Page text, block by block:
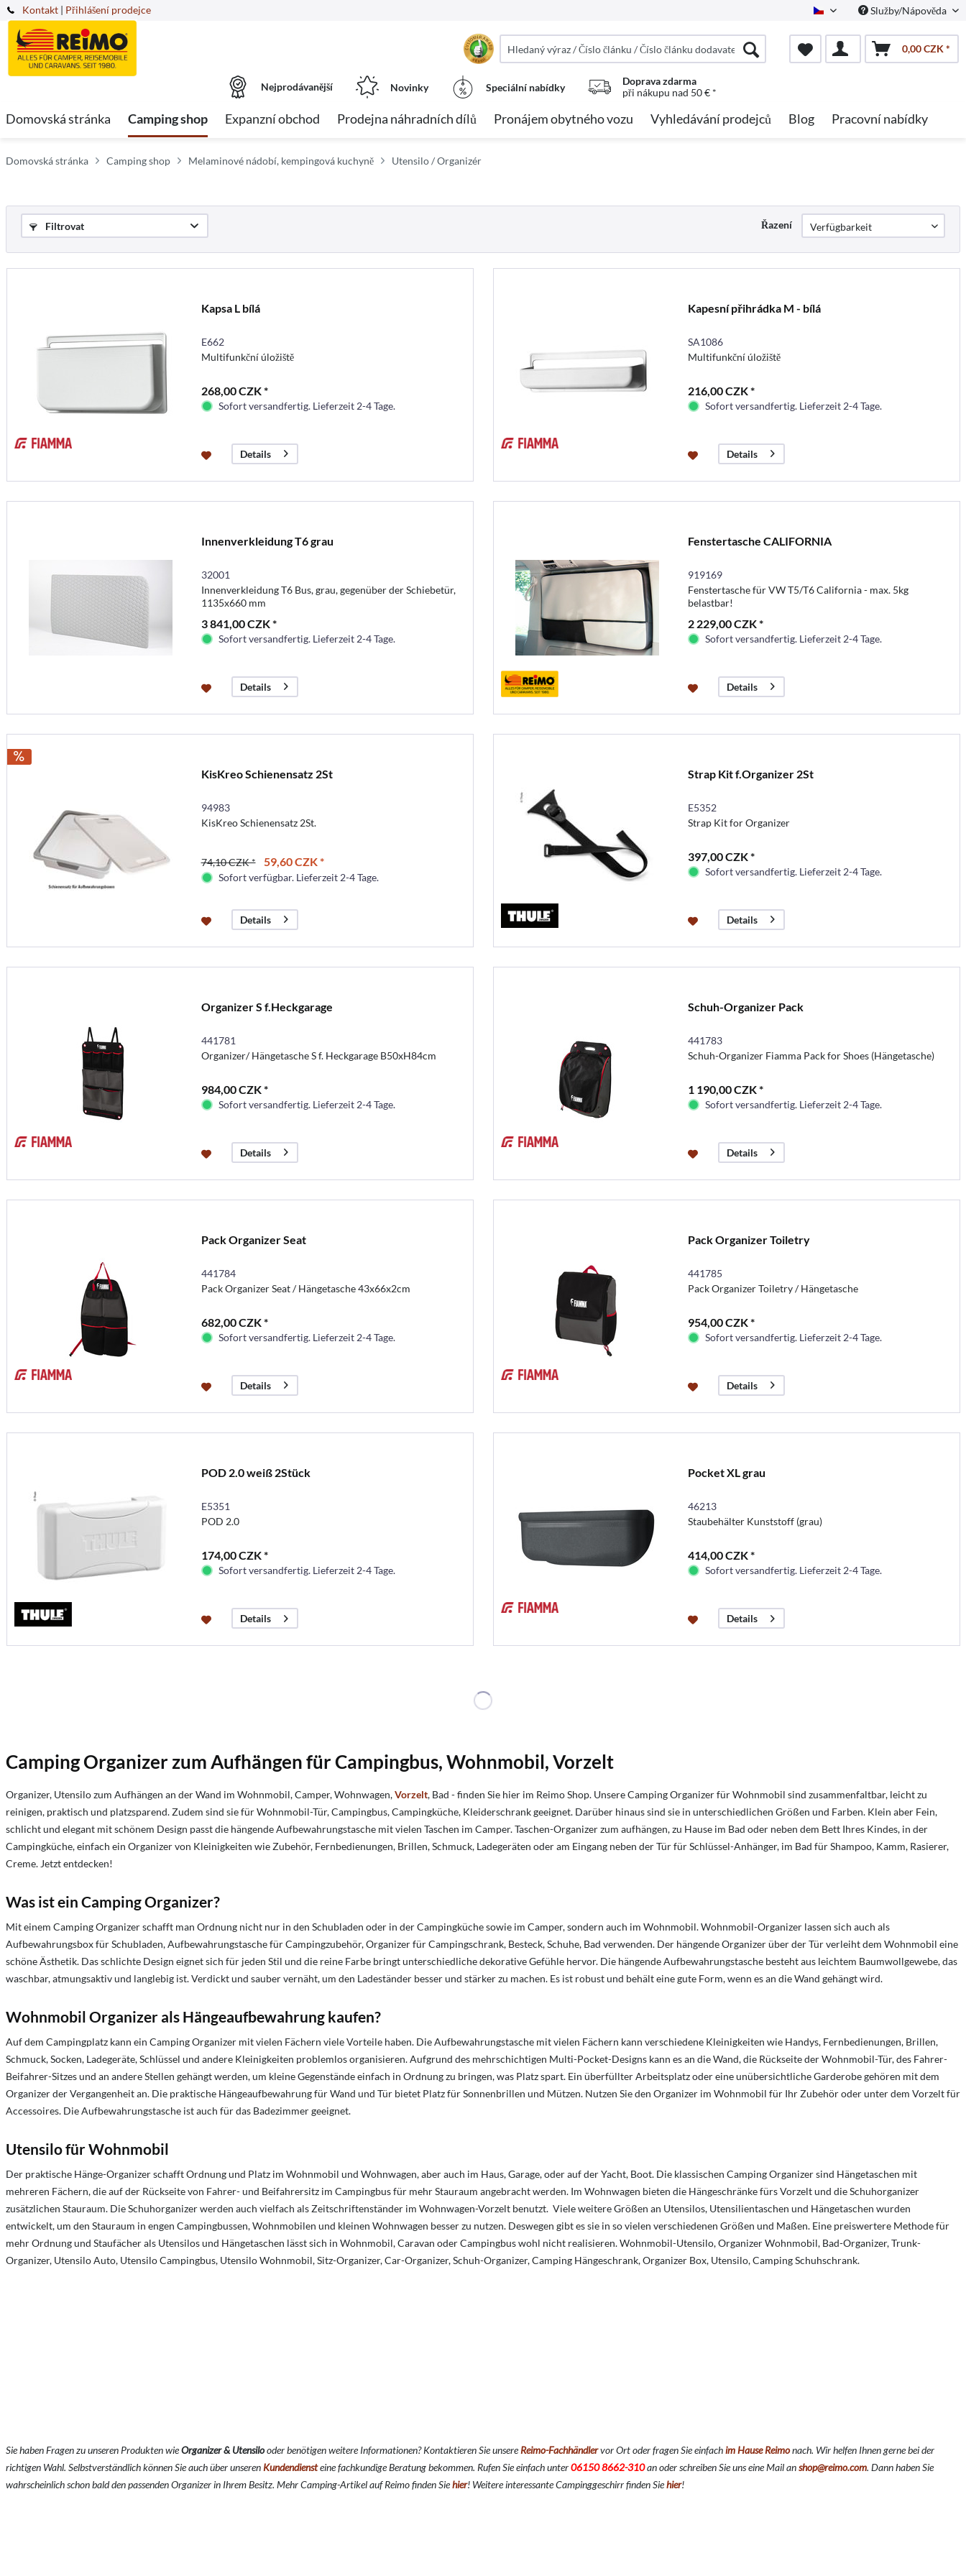
Kontakt Czech Služby/Nápověda
| Přihlášení prodejce
0,00 CZK *
Nejprodávanější Novinky Speciální nabídky
Doprava zdarma
při nákupu nad 50 € *
Domovská stránka Camping shop Expanzní obchod Prodejna náhradních dílů Pronájem obytného vozu Vyhledávání prodejců Blog Pracovní nabídky
Domovská stránka Camping shop Melaminové nádobí, kempingová kuchyně Utensilo / Organizér
Filtrovat Řazení
Kapsa L bílá
E662
Multifunkční úložiště
268,00 CZK *
Sofort versandfertig. Lieferzeit 2-4 Tage.
Details
Kapesní přihrádka M - bílá
SA1086
Multifunkční úložiště
216,00 CZK *
Sofort versandfertig. Lieferzeit 2-4 Tage.
Details
Innenverkleidung T6 grau
32001
Innenverkleidung T6 Bus, grau, gegenüber der Schiebetür,
1135x660 mm
3 841,00 CZK *
Sofort versandfertig. Lieferzeit 2-4 Tage.
Details
Fenstertasche CALIFORNIA
919169
Fenstertasche für VW T5/T6 California - max. 5kg
belastbar!
2 229,00 CZK *
Sofort versandfertig. Lieferzeit 2-4 Tage.
Details
KisKreo Schienensatz 2St
94983
KisKreo Schienensatz 2St.
74,10 CZK * 59,60 CZK *
Sofort verfügbar. Lieferzeit 2-4 Tage.
Details
Strap Kit f.Organizer 2St
E5352
Strap Kit for Organizer
397,00 CZK *
Sofort versandfertig. Lieferzeit 2-4 Tage.
Details
Organizer S f.Heckgarage
441781
Organizer/ Hängetasche S f. Heckgarage B50xH84cm
984,00 CZK *
Sofort versandfertig. Lieferzeit 2-4 Tage.
Details
Schuh-Organizer Pack
441783
Schuh-Organizer Fiamma Pack for Shoes (Hängetasche)
1 190,00 CZK *
Sofort versandfertig. Lieferzeit 2-4 Tage.
Details
Pack Organizer Seat
441784
Pack Organizer Seat / Hängetasche 43x66x2cm
682,00 CZK *
Sofort versandfertig. Lieferzeit 2-4 Tage.
Details
Pack Organizer Toiletry
441785
Pack Organizer Toiletry / Hängetasche
954,00 CZK *
Sofort versandfertig. Lieferzeit 2-4 Tage.
Details
POD 2.0 weiß 2Stück
E5351
POD 2.0
174,00 CZK *
Sofort versandfertig. Lieferzeit 2-4 Tage.
Details
Pocket XL grau
46213
Staubehälter Kunststoff (grau)
414,00 CZK *
Sofort versandfertig. Lieferzeit 2-4 Tage.
Details
Camping Organizer zum Aufhängen für Campingbus, Wohnmobil, Vorzelt
Organizer, Utensilo zum Aufhängen an der Wand im Wohnmobil, Camper, Wohnwagen,Vorzelt, Bad - finden Sie hier im Reimo Shop. Unsere Camping Organizer für Wohnmobil sind zusammenfaltbar, leicht zu
reinigen, praktisch und platzsparend. Zudem sind sie für Wohnmobil-Tür, Campingbus, Campingküche, Kleiderschrank geeignet. Darüber hinaus sind sie in unterschiedlichen Größen und Farben. Klein aber Fein,
schlicht und elegant mit schönem Design passt die hängende Aufbewahrungstasche mit vielen Taschen im Camper. Taschen-Organizer zum aufhängen, zu Hause im Bad oder neben dem Bett Ihres Kindes, in der
Campingküche, einfach ein Organizer von Kleinigkeiten wie Zubehör, Fernbedienungen, Brillen, Schmuck, Ladegeräten oder am Eingang neben der Tür für Schlüssel-Anhänger, im Bad für Shampoo, Kamm, Rasierer,
Creme. Jetzt entdecken!
Was ist ein Camping Organizer?
Mit einem Camping Organizer schafft man Ordnung nicht nur in den Schubladen oder in der Campingküche sowie im Camper, sondern auch im Wohnmobil. Wohnmobil-Organizer lassen sich auch als
Aufbewahrungsbox für Schubladen, Aufbewahrungstasche für Campingzubehör, Organizer für Campingschrank, Besteck, Schuhe, Bad verwenden. Der hängende Organizer über der Tür verleiht dem Wohnmobil eine
schöne Ästhetik. Das schlichte Design eignet sich für jeden Stil und die reine Farbe bringt unterschiedliche dekorative Gefühle hervor. Die hängende Aufbewahrungstasche besteht aus leichtem Baumwollgewebe, das
waschbar, atmungsaktiv und langlebig ist. Verdickt und sauber vernäht, um den Ladeständer besser und stärker zu machen. Es ist robust und behält eine gute Form, wenn es an die Wand gehängt wird.
Wohnmobil Organizer als Hängeaufbewahrung kaufen?
Auf dem Campingplatz kann ein Camping Organizer mit vielen Fächern viele Vorteile haben. Die Aufbewahrungstasche mit vielen Fächern kann verschiedene Kleinigkeiten wie Handys, Fernbedienungen, Brillen,
Schmuck, Socken, Ladegeräte, Schlüssel und andere Kleinigkeiten problemlos organisieren. Aufgrund des mehrschichtigen Multi-Pocket-Designs kann es an die Wand, die Rückseite der Wohnmobil-Tür, des Fahrer-
Beifahrer-Sitzes und an andere Stellen gehängt werden, um kleine Gegenstände einfach in Ordnung zu bringen, was Platz spart. Ein überfüllter Arbeitsplatz oder eine unübersichtliche Garderobe gehören mit dem
Organizer der Vergangenheit an. Die praktische Hängeaufbewahrung für Wand und Tür bietet Platz für Sonnenbrillen und Mützen. Nutzen Sie den Organizer im Wohnmobil für Ihr Zubehör oder unter dem Vorzelt für
Accessoires. Die Aufbewahrungstasche ist auch für das Badezimmer geeignet.
Utensilo für Wohnmobil
Der praktische Hänge-Organizer schafft Ordnung und Platz im Wohnmobil und Wohnwagen, aber auch im Haus, Garage, oder auf der Yacht, Boot. Die klassischen Camping Organizer sind Hängetaschen mit
mehreren Fächern, die auf der Rückseite von Fahrer- und Beifahrersitz im Campingbus für mehr Stauraum angebracht werden. Im Wohnwagen bieten die Hängeschränke fürs Vorzelt und die Schuhorganizer
zusätzlichen Stauraum. Die Schuhorganizer werden auch vielfach als Zeitschriftenständer im Wohnwagen-Vorzelt benutzt. Viele weitere Größen an Utensilos, Utensilientaschen und Hängetaschen wurden
entwickelt, um den Stauraum in engen Campingbussen, Wohnmobilen und kleinen Wohnwagen besser zu nutzen. Deswegen gibt es sie in so vielen verschiedenen Größen und Maßen. Eine preiswertere Methode für
mehr Ordnung und Staufächer als Utensilos und Hängetaschen lässt sich in Wohnmobil, Caravan oder Campingbus wohl nicht realisieren. Wohnmobil-Utensilo, Organizer Wohnmobil, Bad-Organizer, Trunk-
Organizer, Utensilo Auto, Utensilo Campingbus, Utensilo Wohnmobil, Sitz-Organizer, Car-Organizer, Schuh-Organizer, Camping Hängeschrank, Organizer Box, Utensilo, Camping Schuhschrank.
Sie haben Fragen zu unseren Produkten wieOrganizer & Utensilooder benötigen weitere Informationen? Kontaktieren Sie unsereReimo-Fachhändlervor Ort oder fragen Sie einfachim Hause Reimonach. Wir helfen Ihnen gerne bei der
richtigen Wahl. Selbstverständlich können Sie auch über unserenKundendiensteine fachkundige Beratung bekommen. Rufen Sie einfach unter06150 8662-310an oder schreiben Sie uns eine Mail anshop@reimo.com. Dann haben Sie
wahrscheinlich schon bald den passenden Organizer in Ihrem Besitz. Mehr Camping-Artikel auf Reimo finden Siehier! Weitere interessante Campinggeschirr finden Siehier!